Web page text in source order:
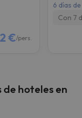
€/pers.
6 días
Con 7
hoteles en